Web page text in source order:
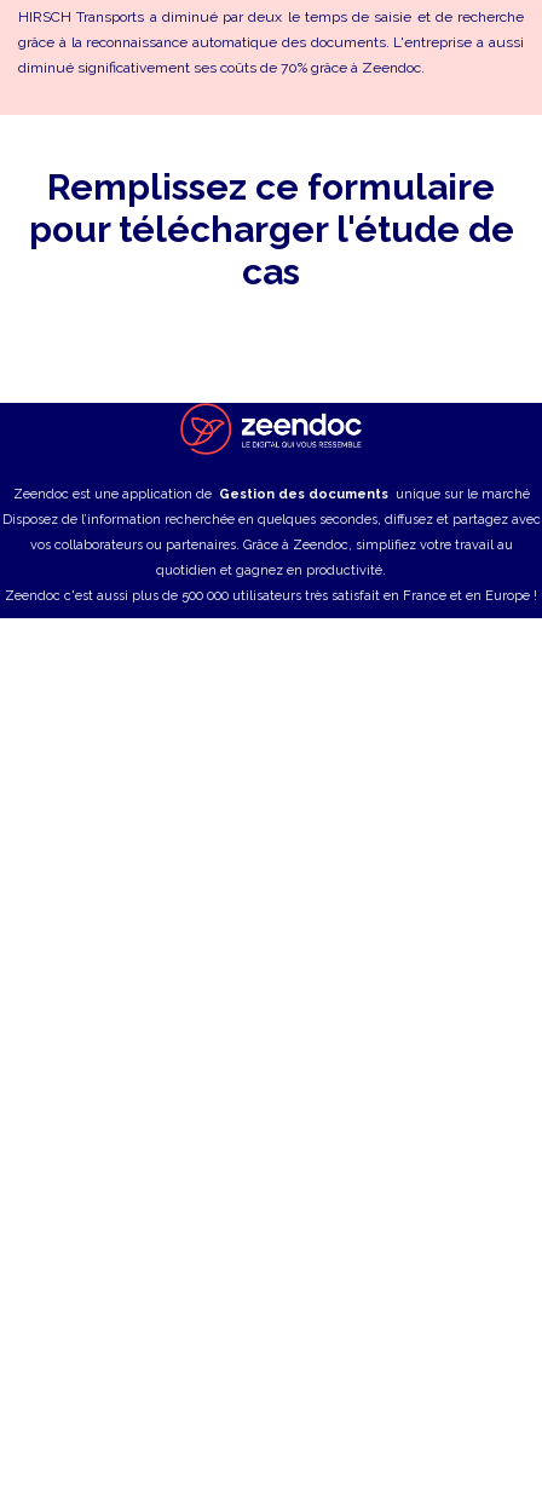
HIRSCH Transports a diminué par deux le temps de saisie et de recherche
grâce à la reconnaissance automatique des documents. L'entreprise a aussi
diminué significativement ses coûts de 70% grâce à Zeendoc.
Remplissez ce formulaire
pour télécharger l'étude de
cas
Zeendoc est une application de Gestion des documentsunique sur le marché
Disposez de l’information recherchée en quelques secondes, diffusez et partagez avec
vos collaborateurs ou partenaires. Grâce à Zeendoc, simplifiez votre travail au
quotidien et gagnez en productivité.
Zeendoc c'est aussi plus de 500 000 utilisateurs très satisfait en France et en Europe !